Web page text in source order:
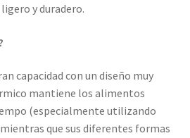
y duradero.
capacidad con un diseño muy
mantiene los alimentos
(especialmente utilizando
que sus diferentes formas